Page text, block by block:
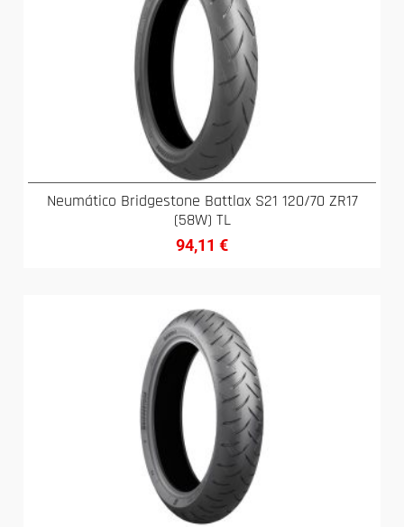
Neumático Bridgestone Battlax S21 120/70 ZR17
(58W) TL
94,11 €